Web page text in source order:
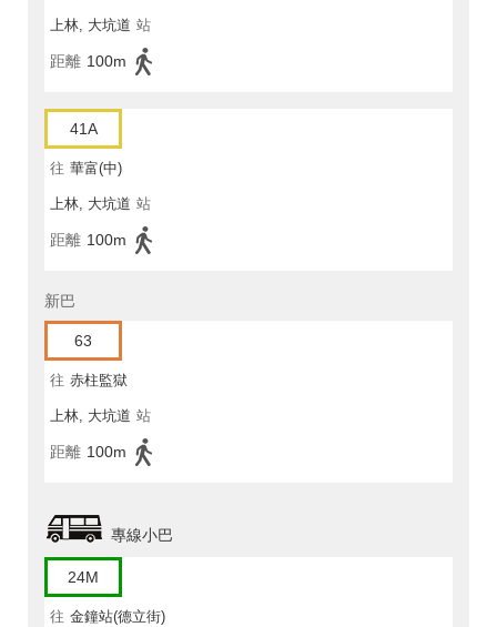
上林, 大坑道 站
距離 100m
41A
往 華富(中)
上林, 大坑道 站
距離 100m
新巴
63
往 赤柱監獄
上林, 大坑道 站
距離 100m
專線小巴
24M
往 金鐘站(德立街)